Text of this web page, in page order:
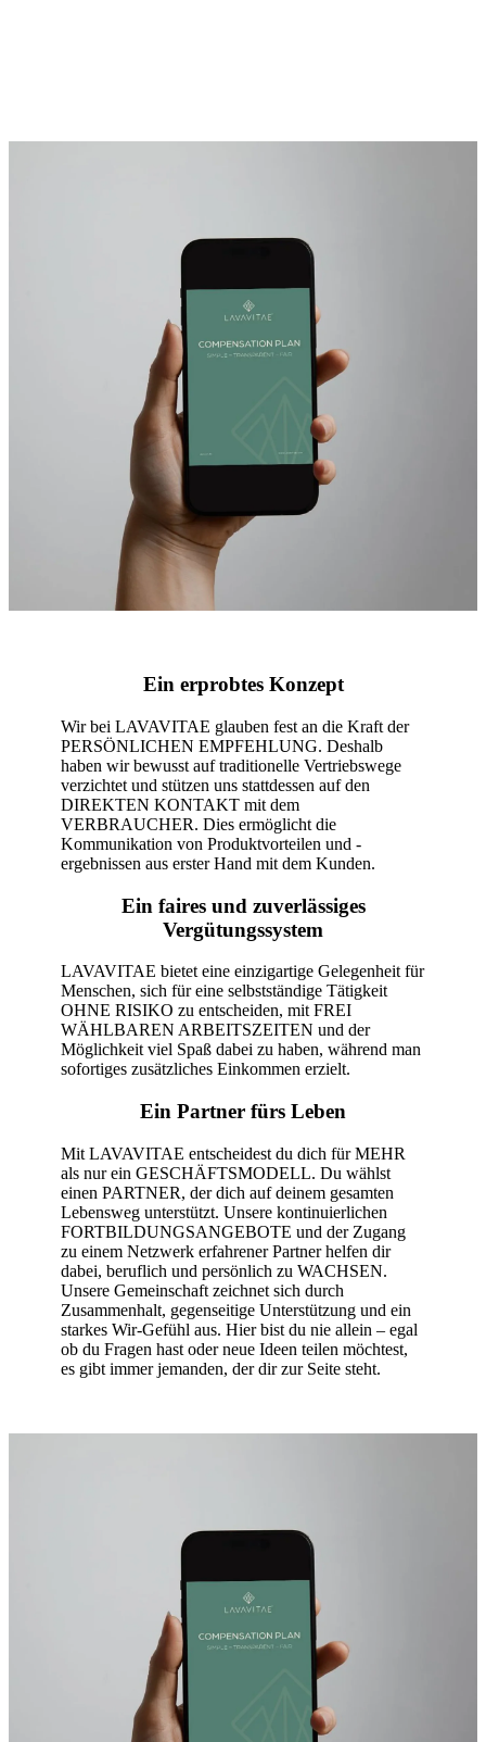
Ein erprobtes Konzept
Wir bei LAVAVITAE glauben fest an die Kraft der
PERSÖNLICHEN EMPFEHLUNG. Deshalb
haben wir bewusst auf traditionelle Vertriebswege
verzichtet und stützen uns stattdessen auf den
DIREKTEN KONTAKT mit dem
VERBRAUCHER. Dies ermöglicht die
Kommunikation von Produktvorteilen und -
ergebnissen aus erster Hand mit dem Kunden.
Ein faires und zuverlässiges
Vergütungssystem
LAVAVITAE bietet eine einzigartige Gelegenheit für
Menschen, sich für eine selbstständige Tätigkeit
OHNE RISIKO zu entscheiden, mit FREI
WÄHLBAREN ARBEITSZEITEN und der
Möglichkeit viel Spaß dabei zu haben, während man
sofortiges zusätzliches Einkommen erzielt.
Ein Partner fürs Leben
Mit LAVAVITAE entscheidest du dich für MEHR
als nur ein GESCHÄFTSMODELL. Du wählst
einen PARTNER, der dich auf deinem gesamten
Lebensweg unterstützt. Unsere kontinuierlichen
FORTBILDUNGSANGEBOTE und der Zugang
zu einem Netzwerk erfahrener Partner helfen dir
dabei, beruflich und persönlich zu WACHSEN.
Unsere Gemeinschaft zeichnet sich durch
Zusammenhalt, gegenseitige Unterstützung und ein
starkes Wir-Gefühl aus. Hier bist du nie allein – egal
ob du Fragen hast oder neue Ideen teilen möchtest,
es gibt immer jemanden, der dir zur Seite steht.